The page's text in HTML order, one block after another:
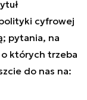
cyfrowej
pytania, na
których trzeba
do nas na: